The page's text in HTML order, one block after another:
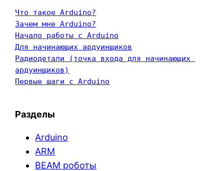
Что такое Arduino?
Зачем мне Arduino?
Начало работы с Arduino
Для начинающих ардуинщиков
Радиодетали (точка входа для начинающих
ардуинщиков)
Первые шаги с Arduino
Разделы
Arduino
ARM
BEAM роботы